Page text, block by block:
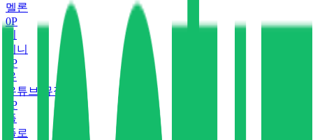
멜론
0P
지니
P
유
유튜브 뮤직
P
플
플로